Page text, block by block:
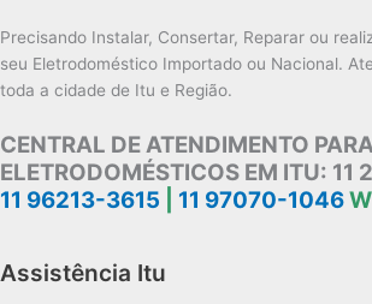
Precisando Instalar, Consertar, Reparar ou
seu Eletrodoméstico Importado ou Nacional.
toda a cidade de Itu e Região.
CENTRAL DE ATENDIMENTO
ELETRODOMÉSTICOS EM ITU: 11
11 96213-3615
11 97070-1046
Assistência Itu